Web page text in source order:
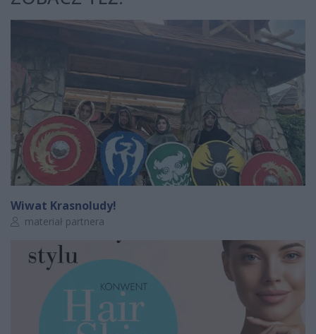
Wiwat Krasnoludy!
Autor artykułu:
materiał partnera